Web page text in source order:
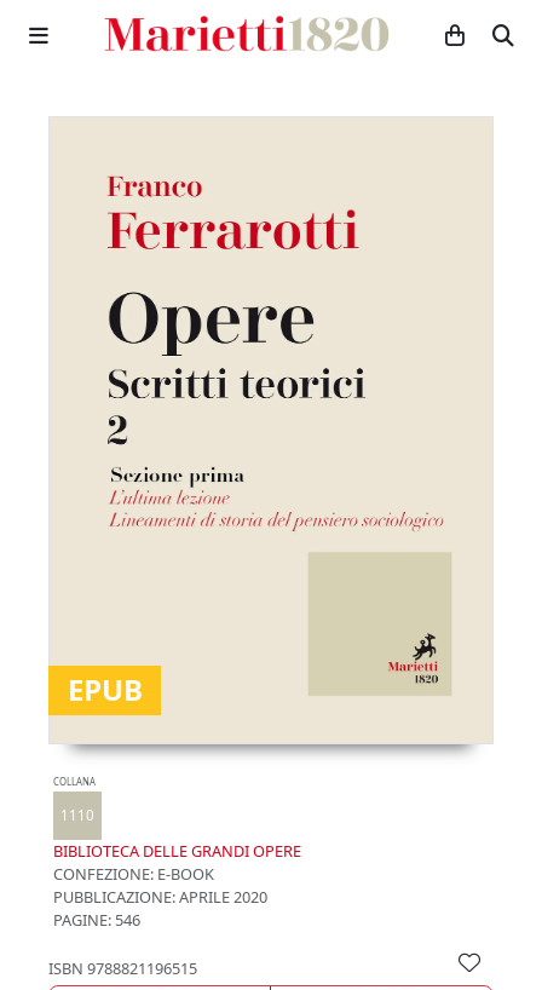
EPUB
COLLANA
1110
BIBLIOTECA DELLE GRANDI OPERE
CONFEZIONE: E-BOOK
PUBBLICAZIONE:APRILE 2020
PAGINE: 546
ISBN 9788821196515